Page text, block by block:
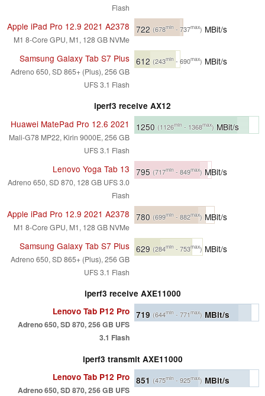
Flash
Apple iPad Pro 12.9 2021 A2378
M1 8-Core GPU, M1, 128 GB NVMe
722 (678min - 737max) MBit/s
Samsung Galaxy Tab S7 Plus
Adreno 650, SD 865+ (Plus), 256 GB
UFS 3.1 Flash
612 (243min- 690max) MBit/s
iperf3 receive AX12
Huawei MatePad Pro 12.6 2021
Mali-G78 MP22, Kirin 9000E, 256 GB
UFS 3.1 Flash
1250 (1126min - 1368max) MBit/s
Lenovo Yoga Tab 13
Adreno 650, SD 870, 128 GB UFS 3.0
Flash
795 (717min - 849max) MBit/s
Apple iPad Pro 12.9 2021 A2378
M1 8-Core GPU, M1, 128 GB NVMe
780 (699min - 882max)MBit/s
Samsung Galaxy Tab S7 Plus
Adreno 650, SD 865+ (Plus), 256 GB
UFS 3.1 Flash
629 (284min- 753max) MBit/s
iperf3 receive AXE11000
Lenovo Tab P12 Pro
Adreno 650, SD 870, 256 GB UFS
3.1 Flash
719 (644min - 771max) MBit/s
iperf3 transmit AXE11000
Lenovo Tab P12 Pro
Adreno 650, SD 870, 256 GB UFS
851 (475min - 925max)MBit/s